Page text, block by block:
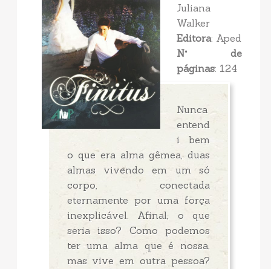
Juliana
Walker
Editora: Aped
N° de
páginas: 124
Nunca
entend
i bem
o que era alma gêmea, duas
almas vivendo em um só
corpo, conectada
eternamente por uma força
inexplicável. Afinal, o que
seria isso? Como podemos
ter uma alma que é nossa,
mas vive em outra pessoa?